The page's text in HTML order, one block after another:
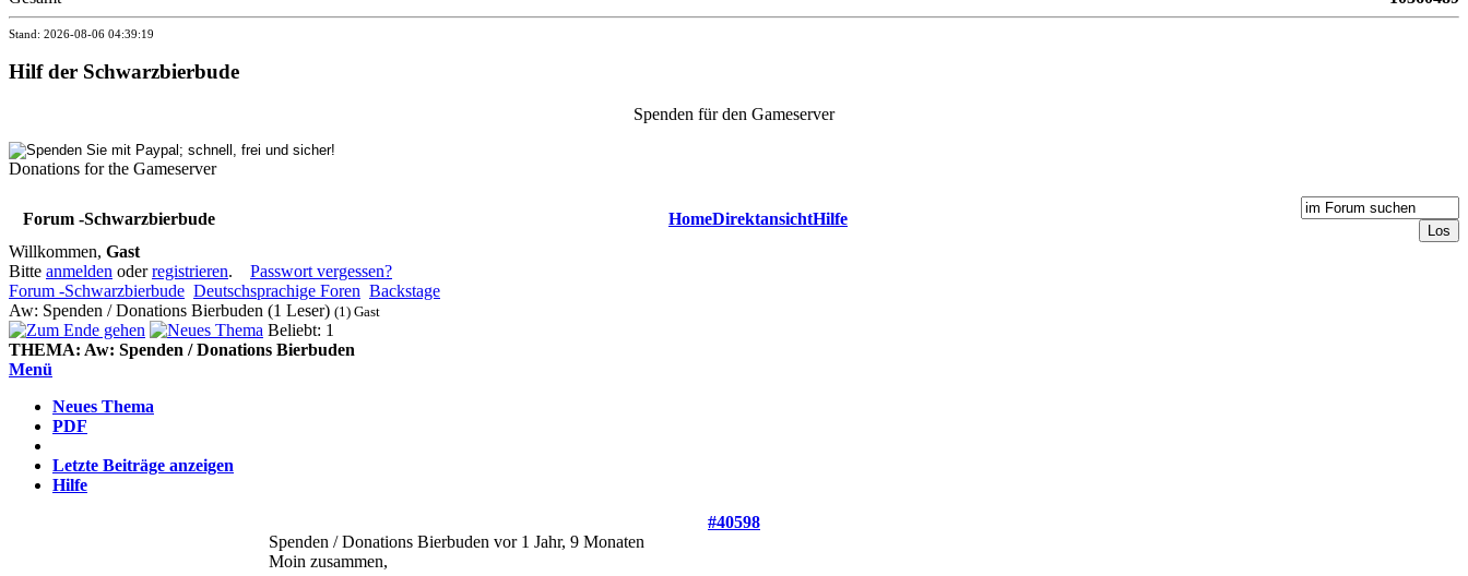
Stand: 2026-08-06 04:39:19
Hilf der Schwarzbierbude
Spenden für den Gameserver
Donations for the Gameserver
Forum -Schwarzbierbude HomeDirektansichtHilfe
Willkommen, Gast
Bitte anmelden oderregistrieren. Passwort vergessen?
Forum -Schwarzbierbude Deutschsprachige Foren Backstage
Aw: Spenden / Donations Bierbuden (1 Leser) (1) Gast
Beliebt: 1
THEMA: Aw: Spenden / Donations Bierbuden
Menü
Neues Thema
PDF
Letzte Beiträge anzeigen
Hilfe
#40598
Spenden / Donations Bierbuden vor 1 Jahr, 9 Monaten
Moin zusammen,